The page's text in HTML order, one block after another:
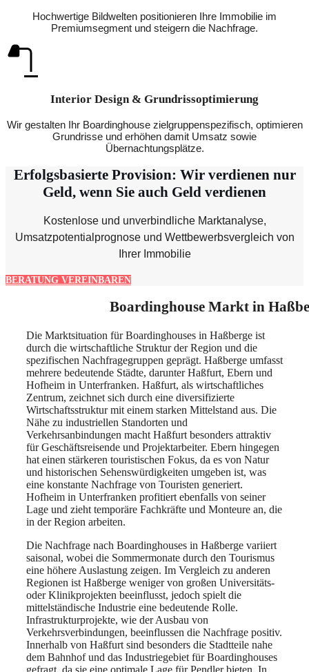
Hochwertige Bildwelten positionieren Ihre Immobilie im
Premiumsegment und steigern die Nachfrage.
Interior Design & Grundrissoptimierung
Wir gestalten Ihr Boardinghouse zielgruppenspezifisch, optimieren
Grundrisse und erhöhen damit Umsatz sowie
Übernachtungsplätze.
Erfolgsbasierte Provision: Wir verdienen nur
Geld, wenn Sie auch Geld verdienen
Kostenlose und unverbindliche Marktanalyse,
Umsatzpotentialprognose und Wettbewerbsvergleich von
Ihrer Immobilie
BERATUNG VEREINBAREN
Boardinghouse Markt in
Die Marktsituation für Boardinghouses in Haßberge ist
durch die wirtschaftliche Struktur der Region und die
spezifischen Nachfragegruppen geprägt. Haßberge umfasst
mehrere bedeutende Städte, darunter Haßfurt, Ebern und
Hofheim in Unterfranken. Haßfurt, als wirtschaftliches
Zentrum, zeichnet sich durch eine diversifizierte
Wirtschaftsstruktur mit einem starken Mittelstand aus. Die
Nähe zu industriellen Standorten und
Verkehrsanbindungen macht Haßfurt besonders attraktiv
für Geschäftsreisende und Projektarbeiter. Ebern hingegen
hat einen stärkeren touristischen Fokus, da es von Natur
und historischen Sehenswürdigkeiten umgeben ist, was
eine konstante Nachfrage von Touristen generiert.
Hofheim in Unterfranken profitiert ebenfalls von seiner
Lage und zieht temporäre Fachkräfte und Monteure an, die
in der Region arbeiten.
Die Nachfrage nach Boardinghouses in Haßberge variiert
saisonal, wobei die Sommermonate durch den Tourismus
eine höhere Auslastung zeigen. Im Vergleich zu anderen
Regionen ist Haßberge weniger von großen Universitäts-
oder Klinikprojekten beeinflusst, jedoch spielt die
mittelständische Industrie eine bedeutende Rolle.
Infrastrukturprojekte, wie der Ausbau von
Verkehrsverbindungen, beeinflussen die Nachfrage positiv.
Innerhalb von Haßfurt sind besonders die Stadtteile nahe
dem Bahnhof und das Industriegebiet für Boardinghouses
gefragt, da sie eine optimale Lage für Pendler bieten. In